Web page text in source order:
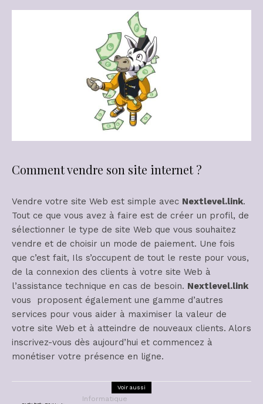
Comment vendre son site internet ?
Vendre votre site Web est simple avec Nextlevel.link.
Tout ce que vous avez à faire est de créer un profil, de
sélectionner le type de site Web que vous souhaitez
vendre et de choisir un mode de paiement. Une fois
que c’est fait, Ils s’occupent de tout le reste pour vous,
de la connexion des clients à votre site Web à
l’assistance technique en cas de besoin. Nextlevel.link
vous proposent également une gamme d’autres
services pour vous aider à maximiser la valeur de
votre site Web et à atteindre de nouveaux clients. Alors
inscrivez-vous dès aujourd’hui et commencez à
monétiser votre présence en ligne.
Voir aussi
Informatique